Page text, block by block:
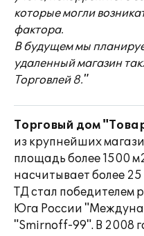
которые могли
фактора.
В будущем мы
удаленный магазин
Торговлей 8."
Торговый дом
из крупнейших
площадь более 1500
насчитывает более
ТД стал победителем
Юга России
"Smirnoff-99". В 2008